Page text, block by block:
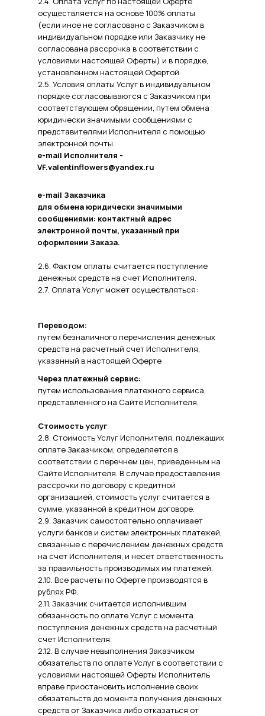
осуществляется на основе 100% оплаты
(если иное не согласовано с Заказчиком в
индивидуальном порядке или Заказчику не
согласована рассрочка в соответствии с
условиями настоящей Оферты) и в порядке,
установленном настоящей Офертой.
2.5. Условия оплаты Услуг в индивидуальном
порядке согласовываются с Заказчиком при
соответствующем обращении, путем обмена
юридически значимыми сообщениями с
представителями Исполнителя с помощью
электронной почты.
e-mail Исполнителя -
VF.valentinflowers@yandex.ru
e-mail Заказчика
для обмена юридически значимыми
сообщениями: контактный адрес
электронной почты, указанный при
оформлении Заказа.
2.6. Фактом оплаты считается поступление
денежных средств на счет Исполнителя.
2.7. Оплата Услуг может осуществляться:
Переводом:
путем безналичного перечисления денежных
средств на расчетный счет Исполнителя,
указанный в настоящей Оферте
Через платежный сервис:
путем использования платежного сервиса,
представленного на Сайте Исполнителя.
Стоимость услуг
2.8. Стоимость Услуг Исполнителя, подлежащих
оплате Заказчиком, определяется в
соответствии с перечнем цен, приведенным на
Сайте Исполнителя. В случае предоставления
рассрочки по договору с кредитной
организацией, стоимость услуг считается в
сумме, указанной в кредитном договоре.
2.9. Заказчик самостоятельно оплачивает
услуги банков и систем электронных платежей,
связанные с перечислением денежных средств
на счет Исполнителя, и несет ответственность
за правильность производимых им платежей.
2.10. Все расчеты по Оферте производятся в
рублях РФ.
2.11. Заказчик считается исполнившим
обязанность по оплате Услуг с момента
поступления денежных средств на расчетный
счет Исполнителя.
2.12. В случае невыполнения Заказчиком
обязательств по оплате Услуг в соответствии с
условиями настоящей Оферты Исполнитель
вправе приостановить исполнение своих
обязательств до момента получения денежных
средств от Заказчика либо отказаться от